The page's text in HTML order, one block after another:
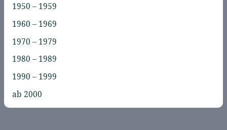
1950 – 1959
1960 – 1969
1970 – 1979
1980 – 1989
1990 – 1999
ab 2000